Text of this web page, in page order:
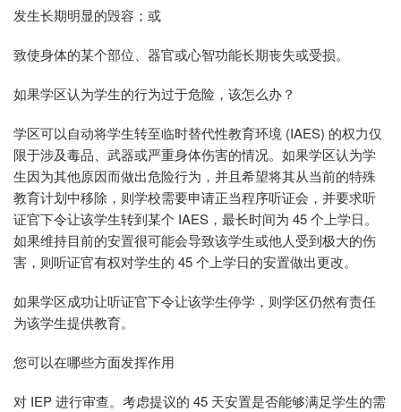
发生长期明显的毁容；或
致使身体的某个部位、器官或心智功能长期丧失或受损。
如果学区认为学生的行为过于危险，该怎么办？
学区可以自动将学生转至临时替代性教育环境 (IAES) 的权力仅
限于涉及毒品、武器或严重身体伤害的情况。如果学区认为学
生因为其他原因而做出危险行为，并且希望将其从当前的特殊
教育计划中移除，则学校需要申请正当程序听证会，并要求听
证官下令让该学生转到某个 IAES，最长时间为 45 个上学日。
如果维持目前的安置很可能会导致该学生或他人受到极大的伤
害，则听证官有权对学生的 45 个上学日的安置做出更改。
如果学区成功让听证官下令让该学生停学，则学区仍然有责任
为该学生提供教育。
您可以在哪些方面发挥作用
对 IEP 进行审查。考虑提议的 45 天安置是否能够满足学生的需